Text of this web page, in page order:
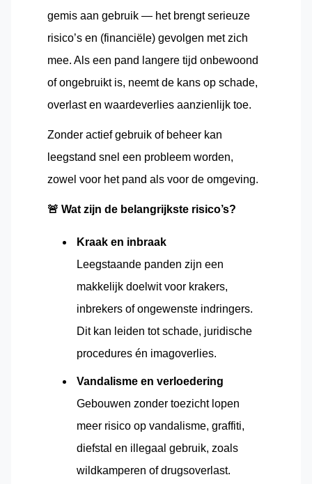
gemis aan gebruik — het brengt serieuze
risico’s en (financiële) gevolgen met zich
mee. Als een pand langere tijd onbewoond
of ongebruikt is, neemt de kans op schade,
overlast en waardeverlies aanzienlijk toe.
Zonder actief gebruik of beheer kan
leegstand snel een probleem worden,
zowel voor het pand als voor de omgeving.
🚨 Wat zijn de belangrijkste risico’s?
Kraak en inbraak
Leegstaande panden zijn een
makkelijk doelwit voor krakers,
inbrekers of ongewenste indringers.
Dit kan leiden tot schade, juridische
procedures én imagoverlies.
Vandalisme en verloedering
Gebouwen zonder toezicht lopen
meer risico op vandalisme, graffiti,
diefstal en illegaal gebruik, zoals
wildkamperen of drugsoverlast.